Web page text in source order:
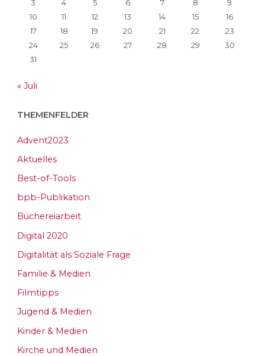
3
4 5 6 7 8
9
10
11 12 13 14 15
16
17
18 19 20 21 22
23
24
25 26 27 28 29
30
31
« Juli
THEMENFELDER
Advent2023
Aktuelles
Best-of-Tools
bpb-Publikation
Büchereiarbeit
Digital 2020
Digitalität als Soziale Frage
Familie & Medien
Filmtipps
Jugend & Medien
Kinder & Medien
Kirche und Medien